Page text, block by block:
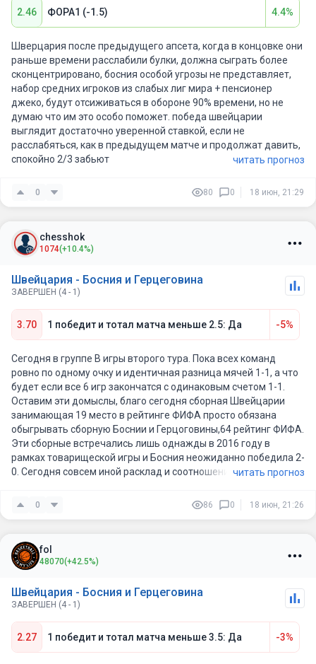
2.46 ФОРА1 (-1.5) 4.4%
Шверцария после предыдущего апсета, когда в концовке они
раньше времени расслабили булки, должна сыграть более
сконцентрировано, босния особой угрозы не представляет,
набор средних игроков из слабых лиг мира + пенсионер
джеко, будут отсиживаться в обороне 90% времени, но не
думаю что им это особо поможет. победа швейцарии
выглядит достаточно уверенной ставкой, если не
расслабяться, как в предыдущем матче и продолжат давить,
спокойно 2/3 забьют
читать прогноз
0 80 0 18 июн, 21:29
chesshok
1074(+10.4%)
Швейцария - Босния и Герцеговина
ЗАВЕРШЕН (4 - 1)
3.70 1 победит и тотал матча меньше 2.5: Да -5%
Сегодня в группе В игры второго тура. Пока всех команд
ровно по одному очку и идентичная разница мячей 1-1, а что
будет если все 6 игр закончатся с одинаковым счетом 1-1.
Оставим эти домыслы, благо сегодня сборная Швейцарии
занимающая 19 место в рейтинге ФИФА просто обязана
обыгрывать сборную Боснии и Герцоговины,64 рейтинг ФИФА.
Эти сборные встречались лишь однажды в 2016 году в
рамках товарищеской игры и Босния неожиданно победила 2-
0. Сегодня совсем иной расклад и соотношение сил.
игроками, многие из которых играют в топовых чемпионатах
пользу сборной Швейцарии, это и поражение от сборной
Германии 3-4, которое единственное за последние 10 игр у
этой сборной. Босния натом же отрезке проиграла также
говорит о невысоких амбициях боснийцев играющих от
обороны на ничью. При таких исходных данных верю в победу
Швейцарии, но при этом тотал матча будет явно небольшим,
надеюсь не более 2,5 мячей.
читать прогноз
0 86 0 18 июн, 21:26
fol
48070(+42.5%)
Швейцария - Босния и Герцеговина
ЗАВЕРШЕН (4 - 1)
2.27 1 победит и тотал матча меньше 3.5: Да -3%